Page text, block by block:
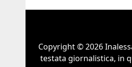
Copyright © 2026
testata giornalistica, in